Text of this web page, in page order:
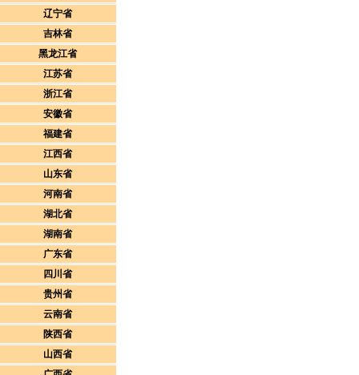
辽宁省
吉林省
黑龙江省
江苏省
浙江省
安徽省
福建省
江西省
山东省
河南省
湖北省
湖南省
广东省
四川省
贵州省
云南省
陕西省
山西省